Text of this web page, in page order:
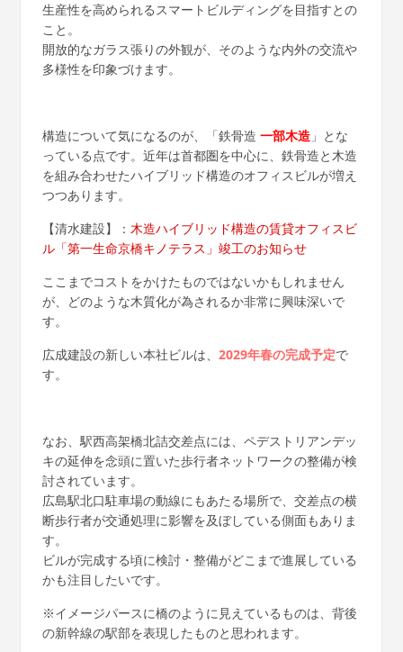
生産性を高められるスマートビルディングを目指すとの
こと。
開放的なガラス張りの外観が、そのような内外の交流や
多様性を印象づけます。
構造について気になるのが、「鉄骨造 一部木造」とな
っている点です。近年は首都圏を中心に、鉄骨造と木造
を組み合わせたハイブリッド構造のオフィスビルが増え
つつあります。
【清水建設】： 木造ハイブリッド構造の賃貸オフィスビ
ル「第一生命京橋キノテラス」竣工のお知らせ
ここまでコストをかけたものではないかもしれません
が、どのような木質化が為されるか非常に興味深いで
す。
広成建設の新しい本社ビルは、 2029年春の完成予定で
す。
なお、駅西高架橋北詰交差点には、ペデストリアンデッ
キの延伸を念頭に置いた歩行者ネットワークの整備が検
討されています。
広島駅北口駐車場の動線にもあたる場所で、交差点の横
断歩行者が交通処理に影響を及ぼしている側面もありま
す。
ビルが完成する頃に検討・整備がどこまで進展している
かも注目したいです。
※イメージパースに橋のように見えているものは、背後
の新幹線の駅部を表現したものと思われます。